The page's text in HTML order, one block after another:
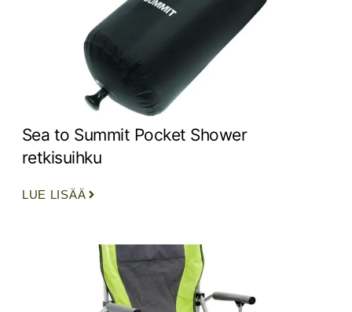
Sea to Summit Pocket Shower
retkisuihku
LUE LISÄÄ